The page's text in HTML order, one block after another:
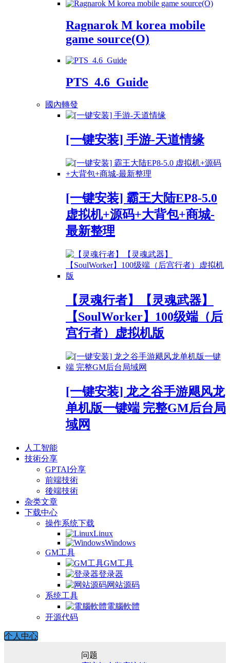
Ragnarok M korea mobile
game source(O)
PTS_4.6_Guide
國內轉發
[一键安装] 手游-天道情缘
[一键安装] 霸王大陆EP8-5.0
虚拟机+源码+大背包+商城-
最新整理
【灵魂行者】【灵魂武器】
【SoulWorker】100级端（后
宫行者）虚拟机版
[一键安装] 龙之谷手游飓风龙
单机版一键端 完整GM后台局
域网
人工智能
技術分享
GPTAI分享
前端技術
後端技術
杂类文章
下载中心
操作系统下载
Linux
Windows
GM工具
GM工具
登录器
网站源码
系统工具
電腦軟體
开源代码
个人中心
问题